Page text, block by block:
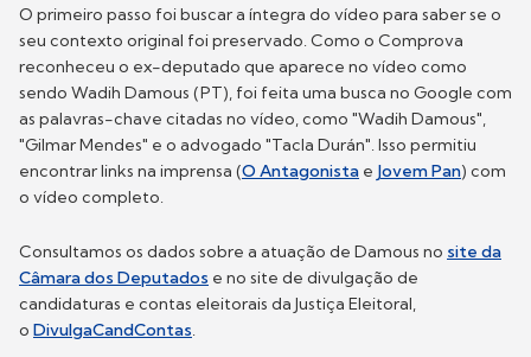
O primeiro passo foi buscar a íntegra do vídeo para saber se o
seu contexto original foi preservado. Como o Comprova
reconheceu o ex-deputado que aparece no vídeo como
sendo Wadih Damous (PT), foi feita uma busca no Google com
as palavras-chave citadas no vídeo, como "Wadih Damous",
"Gilmar Mendes" e o advogado "Tacla Durán". Isso permitiu
encontrar links na imprensa (O Antagonista e Jovem Pan) com
o vídeo completo.
Consultamos os dados sobre a atuação de Damous no site da
Câmara dos Deputados e no site de divulgação de
candidaturas e contas eleitorais da Justiça Eleitoral,
o DivulgaCandContas.